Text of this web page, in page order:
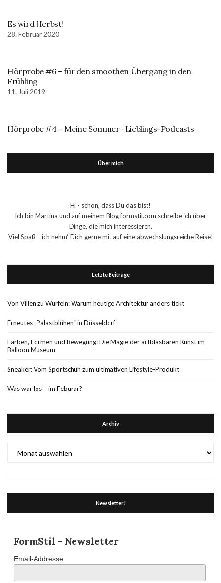
Es wird Herbst!
28. Februar 2020
Hörprobe #6 – für den smoothen Übergang in den
Frühling
11. Juli 2019
Hörprobe #4 – Meine Sommer- Lieblings-Podcasts
Über mich
Hi - schön, dass Du das bist!
Ich bin Martina und auf meinem Blog formstil.com schreibe ich über
Dinge, die mich interessieren.
Viel Spaß – ich nehm‘ Dich gerne mit auf eine abwechslungsreiche Reise!
Letzte Beiträge
Von Villen zu Würfeln: Warum heutige Architektur anders tickt
Erneutes „Palastblühen“ in Düsseldorf
Farben, Formen und Bewegung: Die Magie der aufblasbaren Kunst im
Balloon Museum
Sneaker: Vom Sportschuh zum ultimativen Lifestyle-Produkt
Was war los – im Feburar?
Archiv
Newsletter!
FormStil - Newsletter
Email-Addresse